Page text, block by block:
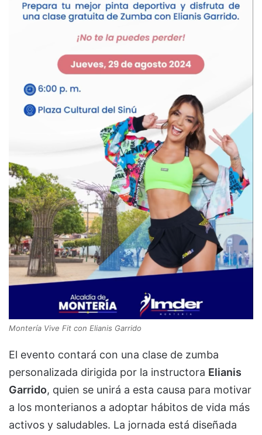
Montería Vive Fit con Elianis Garrido
El evento contará con una clase de zumba
personalizada dirigida por la instructora Elianis
Garrido, quien se unirá a esta causa para motivar
a los monterianos a adoptar hábitos de vida más
activos y saludables. La jornada está diseñada